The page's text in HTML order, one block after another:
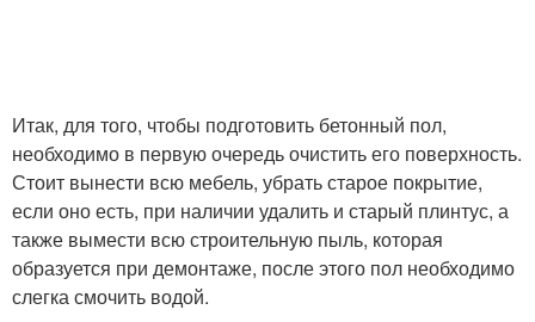
Итак, для того, чтобы подготовить бетонный пол,
необходимо в первую очередь очистить его поверхность.
Стоит вынести всю мебель, убрать старое покрытие,
если оно есть, при наличии удалить и старый плинтус, а
также вымести всю строительную пыль, которая
образуется при демонтаже, после этого пол необходимо
слегка смочить водой.